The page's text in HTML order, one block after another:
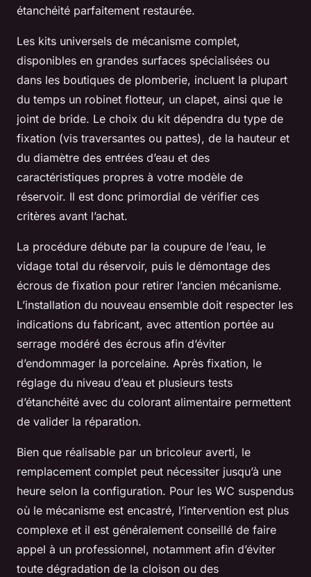
étanchéité parfaitement restaurée.
Les kits universels de mécanisme complet,
disponibles en grandes surfaces spécialisées ou
dans les boutiques de plomberie, incluent la plupart
du temps un robinet flotteur, un clapet, ainsi que le
joint de bride. Le choix du kit dépendra du type de
fixation (vis traversantes ou pattes), de la hauteur et
du diamètre des entrées d’eau et des
caractéristiques propres à votre modèle de
réservoir. Il est donc primordial de vérifier ces
critères avant l’achat.
La procédure débute par la coupure de l’eau, le
vidage total du réservoir, puis le démontage des
écrous de fixation pour retirer l’ancien mécanisme.
L’installation du nouveau ensemble doit respecter les
indications du fabricant, avec attention portée au
serrage modéré des écrous afin d’éviter
d’endommager la porcelaine. Après fixation, le
réglage du niveau d’eau et plusieurs tests
d’étanchéité avec du colorant alimentaire permettent
de valider la réparation.
Bien que réalisable par un bricoleur averti, le
remplacement complet peut nécessiter jusqu’à une
heure selon la configuration. Pour les WC suspendus
où le mécanisme est encastré, l’intervention est plus
complexe et il est généralement conseillé de faire
appel à un professionnel, notamment afin d’éviter
toute dégradation de la cloison ou des